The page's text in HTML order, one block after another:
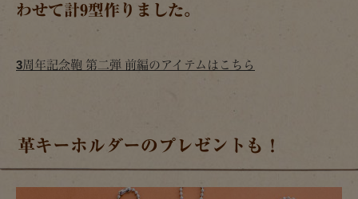
わせて計9型作りました。
3周年記念鞄 第二弾 前編のアイテムはこちら
革キーホルダーのプレゼントも！